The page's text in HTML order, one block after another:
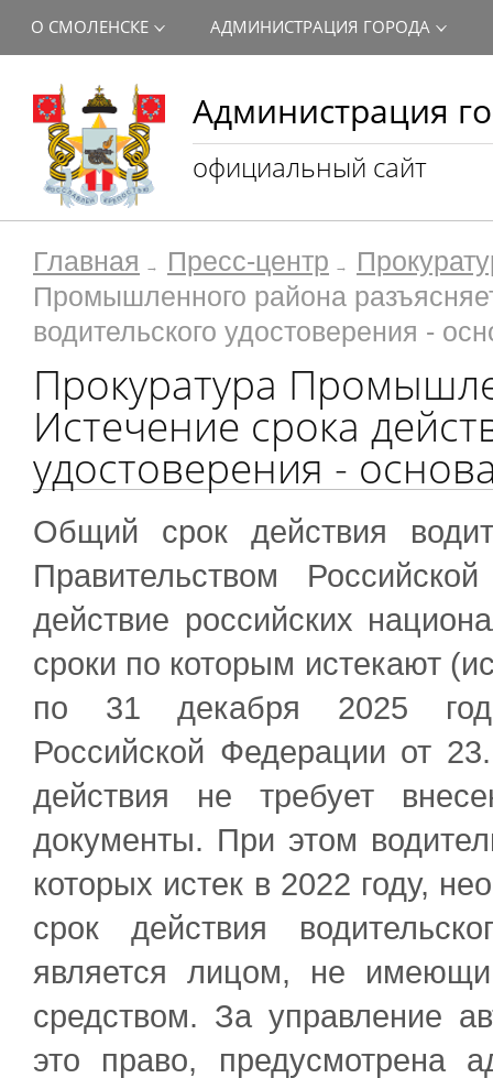
Администрация
официальный сайт
О СМОЛЕНСКЕ АДМИНИСТРАЦИЯ ГОРОДА
Главная Пресс-центр
Промышленного района
водительского удостоверения -
Прокуратура
Истечение срока
удостоверения -
Общий срок действия
Правительством
действие российских
сроки по которым истекают
по 31 декабря 2025 года
Российской Федерации от
действия не требует
документы. При этом
которых истек в 2022 году,
срок действия
является лицом, не
средством. За управление
это право, предусмотрена